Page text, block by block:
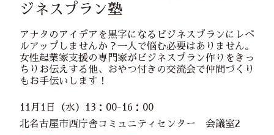
ジネスプラン塾
アナタのアイデアを黒字になるビジネスプランにレベ
ルアップしませんか？一人で悩む必要はありません。
女性起業家支援の専門家がビジネスプラン作りをきっ
ちりお伝えする他、おやつ付きの交流会で仲間づくり
もお手伝いします！
11月1日（水）13：00-16：00
北名古屋市西庁舎コミュニティセンター 会議室2